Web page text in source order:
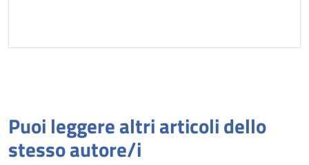
Puoi leggere altri articoli dello
stesso autore/i